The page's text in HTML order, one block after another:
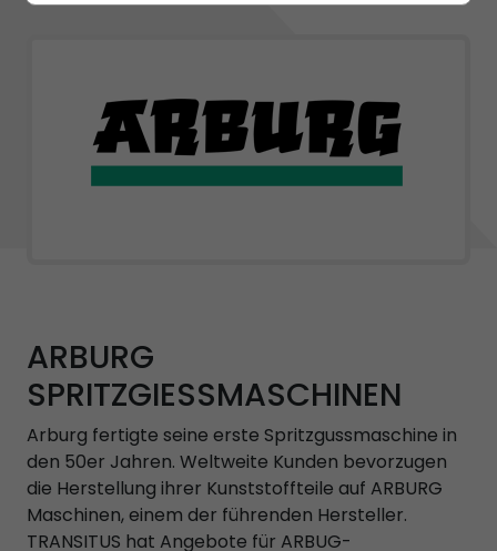
ARBURG
SPRITZGIESSMASCHINEN
Arburg fertigte seine erste Spritzgussmaschine in
den 50er Jahren. Weltweite Kunden bevorzugen
die Herstellung ihrer Kunststoffteile auf ARBURG
Maschinen, einem der führenden Hersteller.
TRANSITUS hat Angebote für ARBUG-